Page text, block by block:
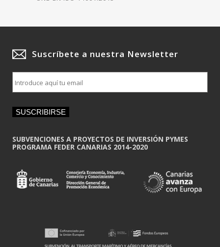
Suscríbete a nuestra Newsletter
m
a
i
SUSCRIBIRSE
SUBVENCIONES A PROYECTOS DE INVERSIÓN PYMES
PROGRAMA FEDER CANARIAS 2014-2020